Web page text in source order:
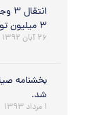
۳ میلیون تومان
۲۶ آبان ۱۳۹۲
بخشنامه
شد.
۱ مرداد ۱۳۹۳